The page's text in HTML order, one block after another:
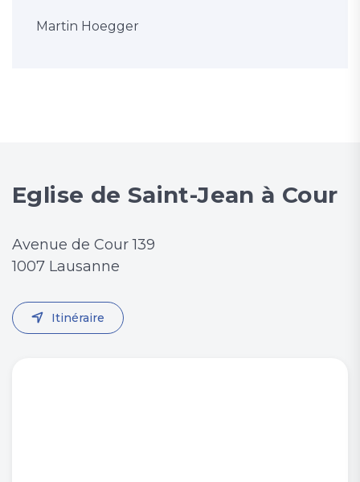
Martin Hoegger
Eglise de Saint-Jean à Cour
Avenue de Cour 139
1007 Lausanne
Itinéraire